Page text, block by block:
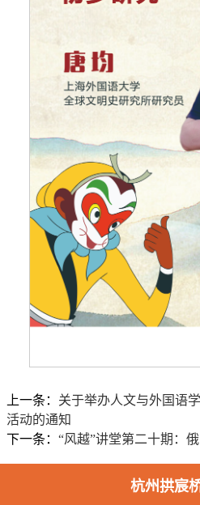
上一条： 关于举办人文与外国语
活动的通知
下一条： “风越”讲堂第二十期：
杭州拱宸